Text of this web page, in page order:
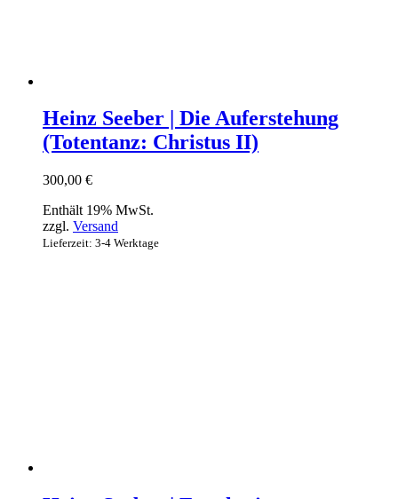
Heinz Seeber | Die Auferstehung
(Totentanz: Christus II)
300,00 €
Enthält 19% MwSt.
zzgl. Versand
Lieferzeit: 3-4 Werktage